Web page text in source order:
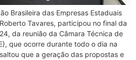
Brasileira das Empresas Estaduais
Tavares, participou no final da
da reunião da Câmara Técnica de
que ocorre durante todo o dia na
que a geração das propostas e